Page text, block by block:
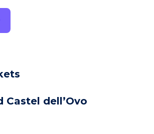
vooral kunstenaars, artiesten
die in de creatieve sector
Castel dell’Ovo